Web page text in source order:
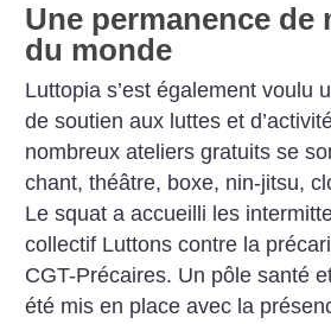
Une permanence de
du monde
Luttopia s’est également voulu
de soutien aux luttes et
nombreux ateliers gratuits se
chant, théâtre, boxe, nin-jitsu,
Le squat a accueilli les
collectif Luttons contre la
CGT-Précaires. Un pôle santé
été mis en place avec la